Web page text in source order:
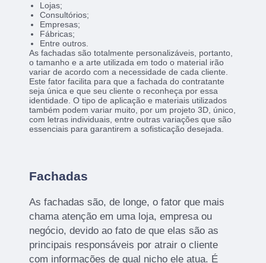
Lojas;
Consultórios;
Empresas;
Fábricas;
Entre outros.
As fachadas são totalmente personalizáveis, portanto,
o tamanho e a arte utilizada em todo o material irão
variar de acordo com a necessidade de cada cliente.
Este fator facilita para que a fachada do contratante
seja única e que seu cliente o reconheça por essa
identidade. O tipo de aplicação e materiais utilizados
também podem variar muito, por um projeto 3D, único,
com letras individuais, entre outras variações que são
essenciais para garantirem a sofisticação desejada.
Fachadas
As fachadas são, de longe, o fator que mais
chama atenção em uma loja, empresa ou
negócio, devido ao fato de que elas são as
principais responsáveis por atrair o cliente
com informações de qual nicho ele atua. É